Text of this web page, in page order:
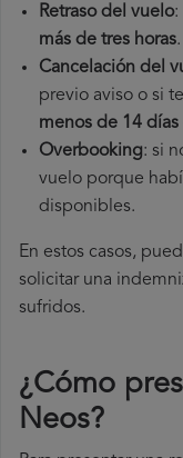
Retraso del vuelo:
más de tres horas.
Cancelación del
previo aviso o si
menos de 14 días
Overbooking: si
vuelo porque
disponibles.
En estos casos,
solicitar una
sufridos.
¿Cómo
Neos?